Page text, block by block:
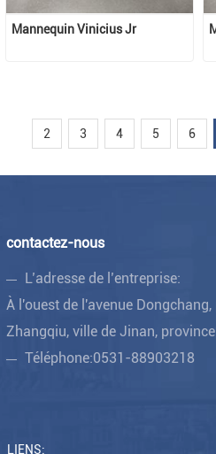
Mannequin Vinicius Jr
2 3 4 5 6
contactez-nous
L’adresse de l’entreprise:
À l'ouest de l'avenue
Zhangqiu, ville de Jinan,
Téléphone:0531-88903218
LIENS: